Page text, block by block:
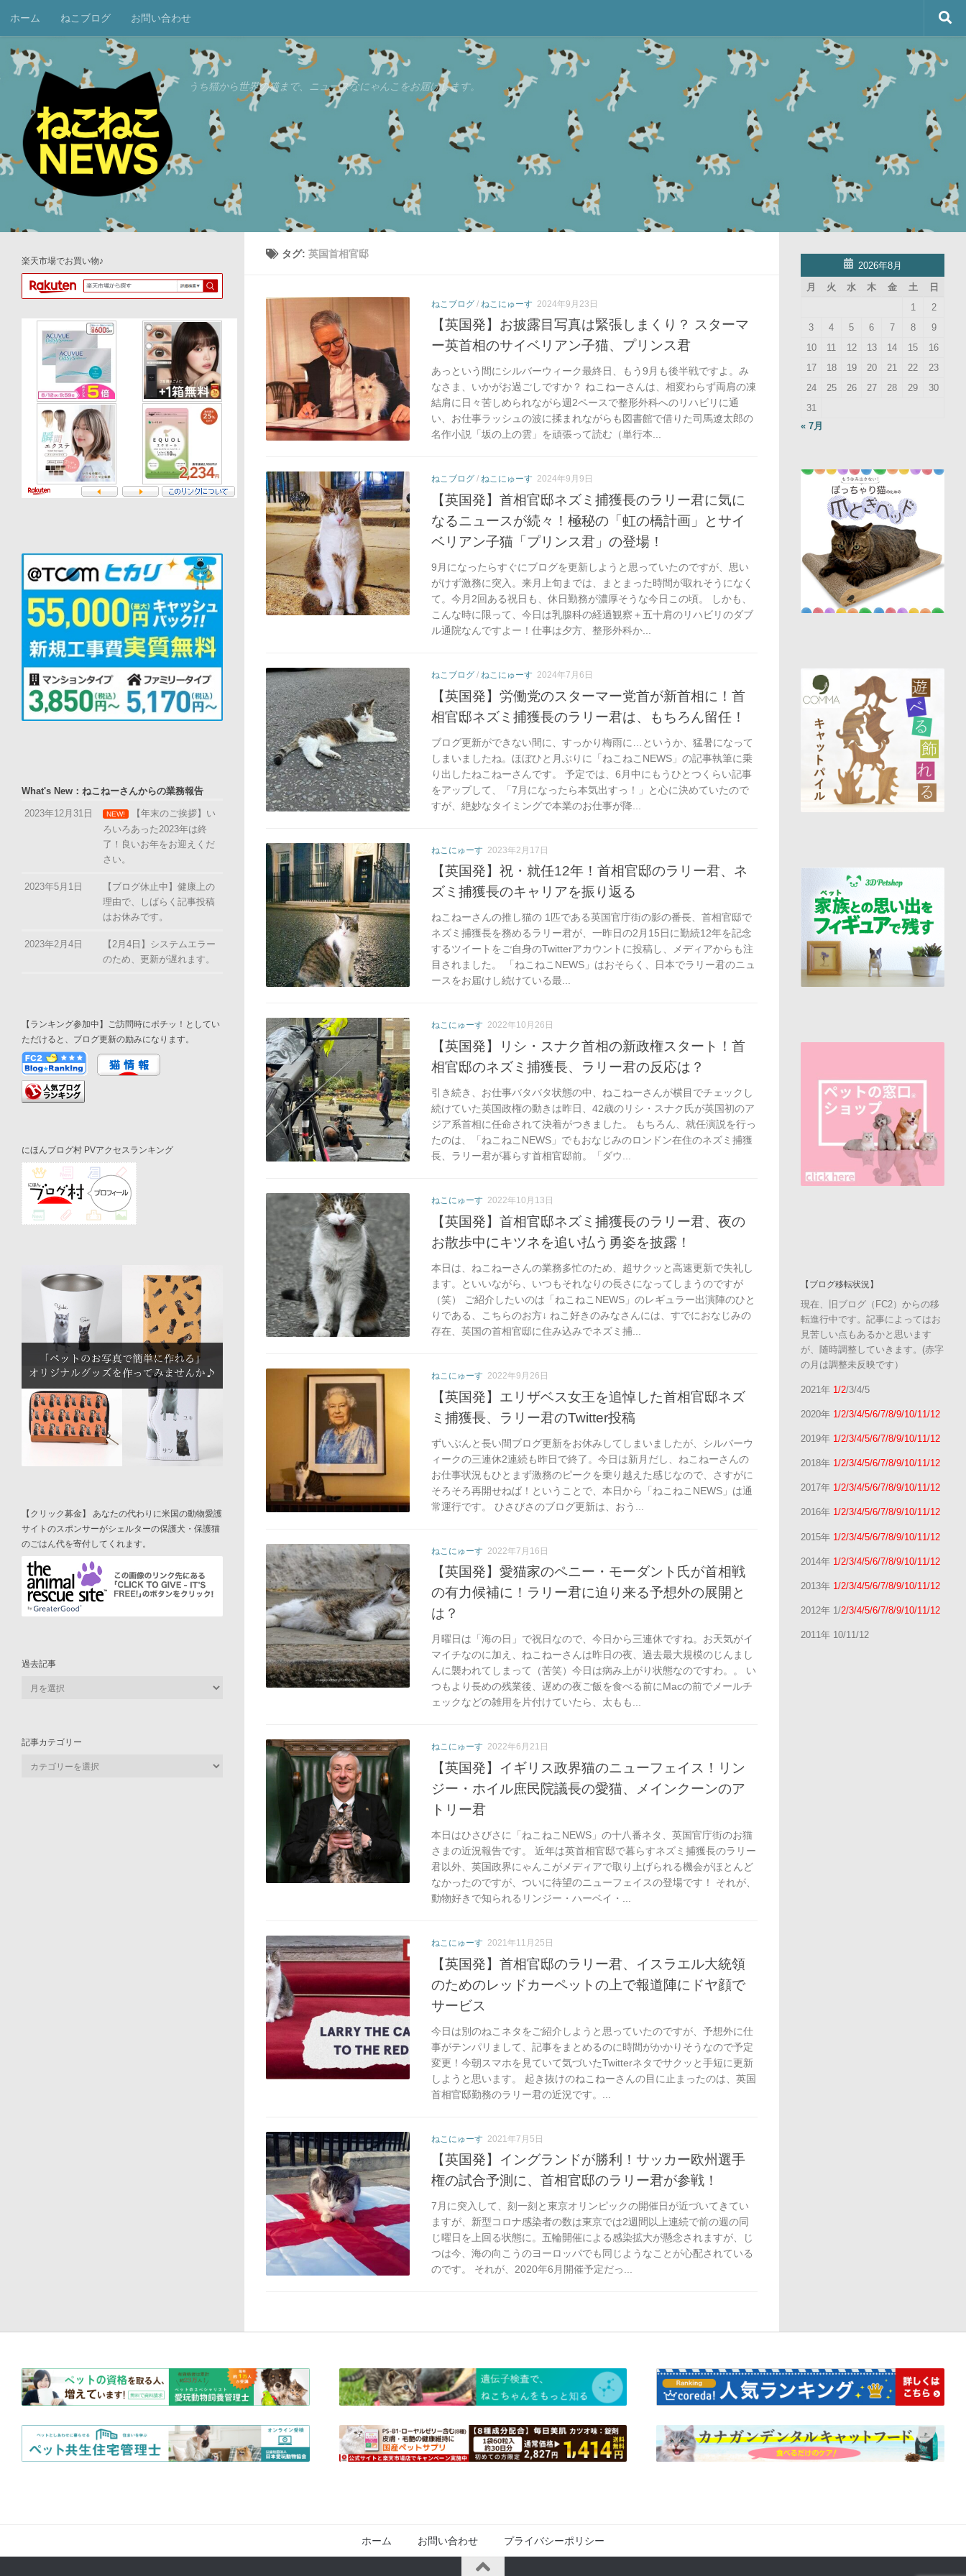
コンテンツへスキップ
ホーム ねこブログ お問い合わせ
うち猫から世界の猫まで、ニュースなにゃんこをお届けします。
タグ:英国首相官邸
ねこブログ / ねこにゅーす 2024年9月23日
【英国発】お披露目写真は緊張しまくり？ スターマ
ー英首相のサイベリアン子猫、プリンス君
あっという間にシルバーウィーク最終日、もう9月も後半戦ですよ。み
なさま、いかがお過ごしですか？ ねこねーさんは、相変わらず両肩の凍
結肩に日々苦しめられながら週2ペースで整形外科へのリハビリに通
い、お仕事ラッシュの波に揉まれながらも図書館で借りた司馬遼太郎の
名作小説「坂の上の雲」を頑張って読む（単行本...
ねこブログ / ねこにゅーす 2024年9月9日
【英国発】首相官邸ネズミ捕獲長のラリー君に気に
なるニュースが続々！極秘の「虹の橋計画」とサイ
ベリアン子猫「プリンス君」の登場！
9月になったらすぐにブログを更新しようと思っていたのですが、思い
がけず激務に突入。来月上旬までは、まとまった時間が取れそうになく
て。今月2回ある祝日も、休日勤務が濃厚そうな今日この頃。 しかも、
こんな時に限って、今日は乳腺科の経過観察＋五十肩のリハビリのダブ
ル通院なんですよー！仕事は夕方、整形外科か...
ねこブログ / ねこにゅーす 2024年7月6日
【英国発】労働党のスターマー党首が新首相に！首
相官邸ネズミ捕獲長のラリー君は、もちろん留任！
ブログ更新ができない間に、すっかり梅雨に…というか、猛暑になって
しまいましたね。ほぼひと月ぶりに「ねこねこNEWS」の記事執筆に乗
り出したねこねーさんです。 予定では、6月中にもうひとつくらい記事
をアップして、「7月になったら本気出すっ！」と心に決めていたので
すが、絶妙なタイミングで本業のお仕事が降...
ねこにゅーす 2023年2月17日
【英国発】祝・就任12年！首相官邸のラリー君、ネ
ズミ捕獲長のキャリアを振り返る
ねこねーさんの推し猫の 1匹である英国官庁街の影の番長、首相官邸で
ネズミ捕獲長を務めるラリー君が、一昨日の2月15日に勤続12年を記念
するツイートをご自身のTwitterアカウントに投稿し、メディアからも注
目されました。 「ねこねこNEWS」はおそらく、日本でラリー君のニュ
ースをお届けし続けている最...
ねこにゅーす 2022年10月26日
【英国発】リシ・スナク首相の新政権スタート！首
相官邸のネズミ捕獲長、ラリー君の反応は？
引き続き、お仕事バタバタ状態の中、ねこねーさんが横目でチェックし
続けていた英国政権の動きは昨日、42歳のリシ・スナク氏が英国初のア
ジア系首相に任命されて決着がつきました。 もちろん、就任演説を行っ
たのは、「ねこねこNEWS」でもおなじみのロンドン在住のネズミ捕獲
長、ラリー君が暮らす首相官邸前。「ダウ...
ねこにゅーす 2022年10月13日
【英国発】首相官邸ネズミ捕獲長のラリー君、夜の
お散歩中にキツネを追い払う勇姿を披露！
本日は、ねこねーさんの業務多忙のため、超サクッと高速更新で失礼し
ます。といいながら、いつもそれなりの長さになってしまうのですが
（笑） ご紹介したいのは「ねこねこNEWS」のレギュラー出演陣のひと
りである、こちらのお方↓ ねこ好きのみなさんには、すでにおなじみの
存在、英国の首相官邸に住み込みでネズミ捕...
ねこにゅーす 2022年9月26日
【英国発】エリザベス女王を追悼した首相官邸ネズ
ミ捕獲長、ラリー君のTwitter投稿
ずいぶんと長い間ブログ更新をお休みしてしまいましたが、シルバーウ
ィークの三連休2連続も昨日で終了。今日は新月だし、ねこねーさんの
お仕事状況もひとまず激務のピークを乗り越えた感じなので、さすがに
そろそろ再開せねば！ということで、本日から「ねこねこNEWS」は通
常運行です。 ひさびさのブログ更新は、おう...
ねこにゅーす 2022年7月16日
【英国発】愛猫家のペニー・モーダント氏が首相戦
の有力候補に！ラリー君に迫り来る予想外の展開と
は？
月曜日は「海の日」で祝日なので、今日から三連休ですね。お天気がイ
マイチなのに加え、ねこねーさんは昨日の夜、過去最大規模のじんまし
んに襲われてしまって（苦笑）今日は病み上がり状態なのですわ。。 い
つもより長めの残業後、遅めの夜ご飯を食べる前にMacの前でメールチ
ェックなどの雑用を片付けていたら、太もも...
ねこにゅーす 2022年6月21日
【英国発】イギリス政界猫のニューフェイス！リン
ジー・ホイル庶民院議長の愛猫、メインクーンのア
トリー君
本日はひさびさに「ねこねこNEWS」の十八番ネタ、英国官庁街のお猫
さまの近況報告です。 近年は英首相官邸で暮らすネズミ捕獲長のラリー
君以外、英国政界にゃんこがメディアで取り上げられる機会がほとんど
なかったのですが、ついに待望のニューフェイスの登場です！ それが、
動物好きで知られるリンジー・ハーベイ・...
ねこにゅーす 2021年11月25日
【英国発】首相官邸のラリー君、イスラエル大統領
のためのレッドカーペットの上で報道陣にドヤ顔で
サービス
今日は別のねこネタをご紹介しようと思っていたのですが、予想外に仕
事がテンパリまして、記事をまとめるのに時間がかかりそうなので予定
変更！今朝スマホを見ていて気づいたTwitterネタでサクッと手短に更新
しようと思います。 起き抜けのねこねーさんの目に止まったのは、英国
首相官邸勤務のラリー君の近況です。...
ねこにゅーす 2021年7月5日
【英国発】イングランドが勝利！サッカー欧州選手
権の試合予測に、首相官邸のラリー君が参戦！
7月に突入して、刻一刻と東京オリンピックの開催日が近づいてきてい
ますが、新型コロナ感染者の数は東京では2週間以上連続で前の週の同
じ曜日を上回る状態に。五輪開催による感染拡大が懸念されますが、じ
つは今、海の向こうのヨーロッパでも同じようなことが心配されている
のです。 それが、2020年6月開催予定だっ...
楽天市場でお買い物♪
What's New：ねこねーさんからの業務報告
2023年12月31日 NEW! 【年末のご挨拶】い
ろいろあった2023年は終
了！良いお年をお迎えくだ
さい。
2023年5月1日
【ブログ休止中】健康上の
理由で、しばらく記事投稿
はお休みです。
2023年2月4日
【2月4日】システムエラー
のため、更新が遅れます。
【ランキング参加中】ご訪問時にポチッ！としてい
ただけると、ブログ更新の励みになります。
にほんブログ村 PVアクセスランキング
【クリック募金】 あなたの代わりに米国の動物愛護
サイトのスポンサーがシェルターの保護犬・保護猫
のごはん代を寄付してくれます。
過去記事
記事カテゴリー
2026年8月
月
火 水 木 金 土
日
1
2
3
4 5 6 7 8
9
10
11 12 13 14 15
16
17
18 19 20 21 22
23
24
25 26 27 28 29
30
31
« 7月
【ブログ移転状況】
現在、旧ブログ（FC2）からの移
転進行中です。記事によってはお
見苦しい点もあるかと思います
が、随時調整していきます。(赤字
の月は調整未反映です）
2021年 1/2/3/4/5
2020年 1/2/3/4/5/6/7/8/9/10/11/12
2019年 1/2/3/4/5/6/7/8/9/10/11/12
2018年 1/2/3/4/5/6/7/8/9/10/11/12
2017年 1/2/3/4/5/6/7/8/9/10/11/12
2016年 1/2/3/4/5/6/7/8/9/10/11/12
2015年 1/2/3/4/5/6/7/8/9/10/11/12
2014年 1/2/3/4/5/6/7/8/9/10/11/12
2013年 1/2/3/4/5/6/7/8/9/10/11/12
2012年 1/2/3/4/5/6/7/8/9/10/11/12
2011年 10/11/12
ホーム お問い合わせ プライバシーポリシー